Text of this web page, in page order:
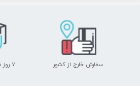
سفارش خارج از کشور
۷ روز ضمانت بازگشت